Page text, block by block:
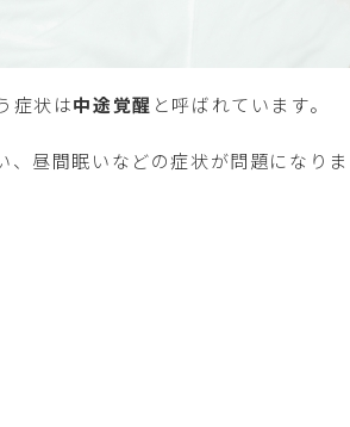
症状は中途覚醒 と呼ばれています。
昼間眠いなどの症状が問題になりま